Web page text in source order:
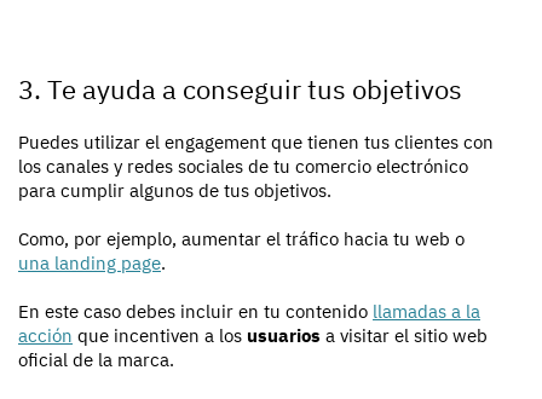
3. Te ayuda a conseguir tus objetivos
Puedes utilizar el engagement que tienen tus clientes con
los canales y redes sociales de tu comercio electrónico
para cumplir algunos de tus objetivos.
Como, por ejemplo, aumentar el tráfico hacia tu web o
una landing page.
En este caso debes incluir en tu contenido llamadas a la
acción que incentiven a los usuarios a visitar el sitio web
oficial de la marca.